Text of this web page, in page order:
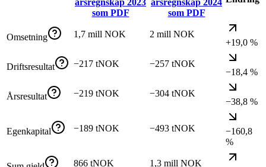
som PDF
som PDF
Omsetning 1,7 mill NOK
2 mill NOK
+19,0 %
Driftsresultat −217 tNOK
−257 tNOK
−18,4 %
Årsresultat −219 tNOK
−304 tNOK
−38,8 %
Egenkapital −189 tNOK −493 tNOK
−160,8
%
866 tNOK
1,3 mill NOK